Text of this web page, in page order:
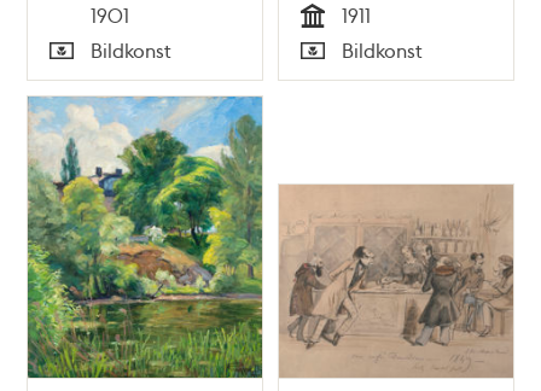
1901
Typ
Bildkonst Tid
1911
Typ
Bildkonst